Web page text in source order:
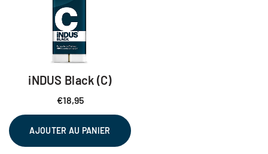
iNDUS Black (C)
€18,95
AJOUTER AU PANIER